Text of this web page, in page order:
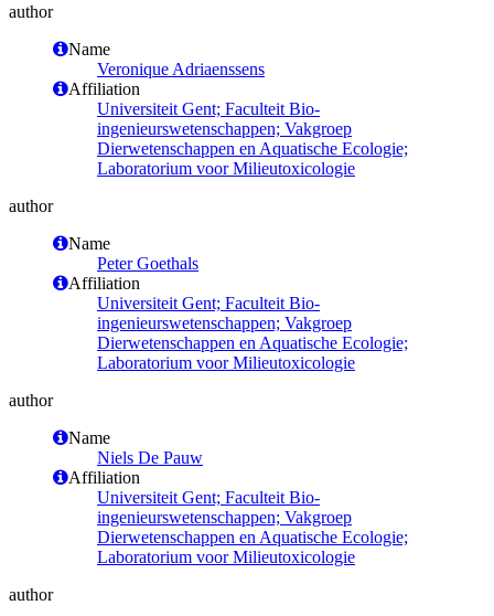
author
Name
Veronique Adriaenssens
Affiliation
Universiteit Gent; Faculteit Bio-
ingenieurswetenschappen; Vakgroep
Dierwetenschappen en Aquatische Ecologie;
Laboratorium voor Milieutoxicologie
author
Name
Peter Goethals
Affiliation
Universiteit Gent; Faculteit Bio-
ingenieurswetenschappen; Vakgroep
Dierwetenschappen en Aquatische Ecologie;
Laboratorium voor Milieutoxicologie
author
Name
Niels De Pauw
Affiliation
Universiteit Gent; Faculteit Bio-
ingenieurswetenschappen; Vakgroep
Dierwetenschappen en Aquatische Ecologie;
Laboratorium voor Milieutoxicologie
author